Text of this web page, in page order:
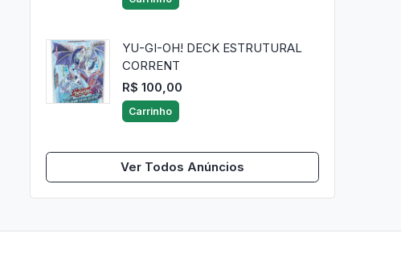
YU-GI-OH! DECK ESTRUTURAL
CORRENT
R$ 100,00
Carrinho
Ver Todos Anúncios